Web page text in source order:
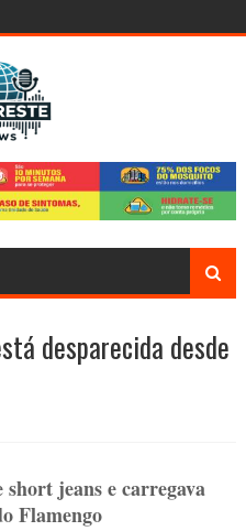
desparecida desde
short jeans e carregava
Flamengo